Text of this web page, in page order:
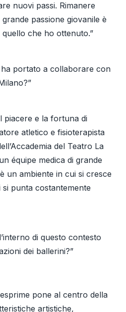
nuovi passi. Rimanere
passione giovanile è
che ho ottenuto.”
ha portato a collaborare con
piacere e la fortuna di
atletico e fisioterapista
del Teatro La
équipe medica di grande
un ambiente in cui si cresce
punta costantemente
di questo contesto
dei ballerini?”
pone al centro della
artistiche,